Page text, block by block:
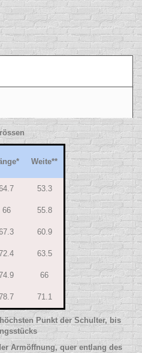
* Weite**
53.3
66 55.8
60.9
63.5
66
71.1
Punkt der Schulter, bis
Armöffnung, quer entlang des